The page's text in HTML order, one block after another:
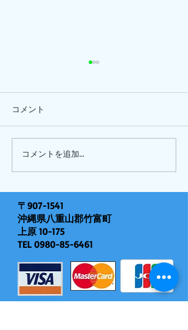
ピナイ半日+釣りツアー
コメント
コメントを追加…
〒907-1541
沖縄県八重山郡竹富町
上原 10-175
TEL 0980-85-6461